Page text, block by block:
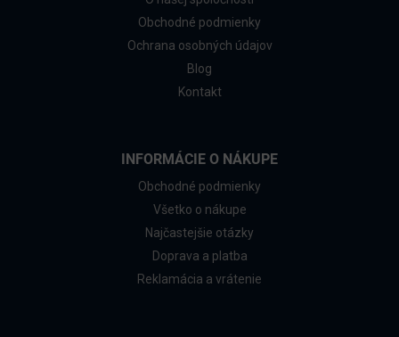
Obchodné podmienky
Ochrana osobných údajov
Blog
Kontakt
INFORMÁCIE O NÁKUPE
Obchodné podmienky
Všetko o nákupe
Najčastejšie otázky
Doprava a platba
Reklamácia a vrátenie